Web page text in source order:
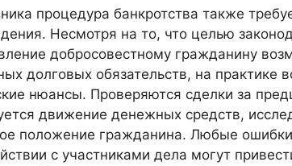
процедура банкротства также
Несмотря на то, что целью
добросовестному гражданину
долговых обязательств, на практике
нюансы. Проверяются сделки за
движение денежных средств,
положение гражданина. Любые
с участниками дела могут